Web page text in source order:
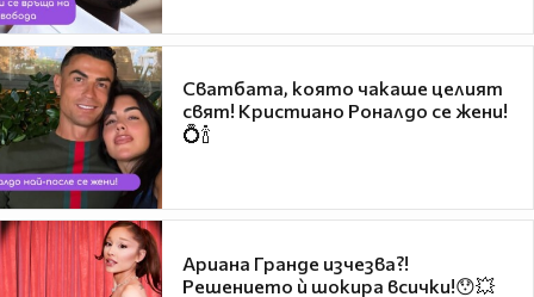
Сватбата, която чакаше целият
свят! Кристиано Роналдо се жени!
💍🍾
Ариана Гранде изчезва?!
Решението ѝ шокира всички!😯💥